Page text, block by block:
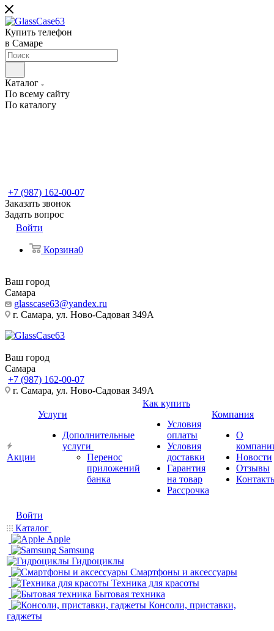
Купить телефон
в Самаре
Каталог
По всему сайту
По каталогу
+7 (987) 162-00-07
Заказать звонок
Задать вопрос
Войти
Корзина0
Ваш город
Самара
glasscase63@yandex.ru
г. Самара, ул. Ново-Садовая 349А
Ваш город
Самара
+7 (987) 162-00-07
г. Самара, ул. Ново-Садовая 349А
Акции
Услуги
Дополнительные
услуги
Перенос
приложений
банка
Как купить
Условия
оплаты
Условия
доставки
Гарантия
на товар
Рассрочка
Компания
О
Новости
Отзывы
Войти
Каталог
Apple
Samsung
Гидроциклы
Смартфоны и аксессуары
Техника для красоты
Бытовая техника
Консоли, приставки,
гаджеты